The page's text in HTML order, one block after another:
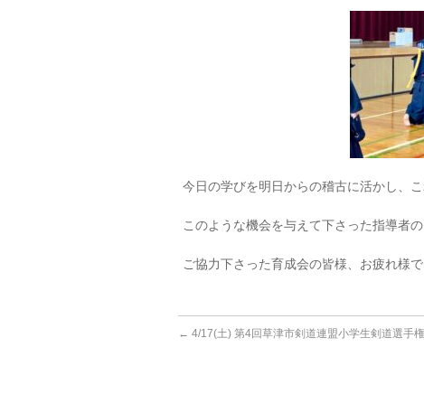
今日の学びを明日からの稽古に活かし、
このような機会を与えて下さった指導者
ご協力下さった育成会の皆様、お疲れ様で
← 4/17(土) 第4回草津市剣道連盟小学生剣道選手